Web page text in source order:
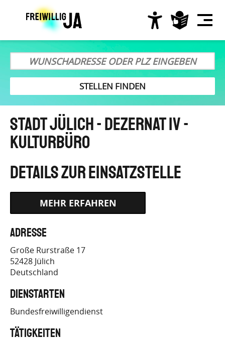
Hauptnavigation
Stadt Jülich - Dezernat IV -
Kulturbüro
EINSATZS…
Adresse
Große Rurstraße 17
52428 Jülich
Deutschland
Dienstarten
Bundesfreiwilligendienst
Tätigkeiten